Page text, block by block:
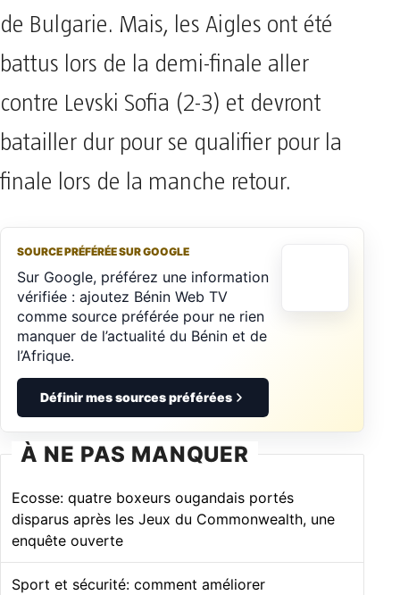
de Bulgarie. Mais, les Aigles ont été
battus lors de la demi-finale aller
contre Levski Sofia (2-3) et devront
batailler dur pour se qualifier pour la
finale lors de la manche retour.
SOURCE PRÉFÉRÉE SUR GOOGLE
Sur Google, préférez une information
vérifiée : ajoutez Bénin Web TV
comme source préférée pour ne rien
manquer de l’actualité du Bénin et de
l’Afrique.
Définir mes sources préférées
À NE PAS MANQUER
Ecosse: quatre boxeurs ougandais portés
disparus après les Jeux du Commonwealth, une
enquête ouverte
Sport et sécurité: comment améliorer